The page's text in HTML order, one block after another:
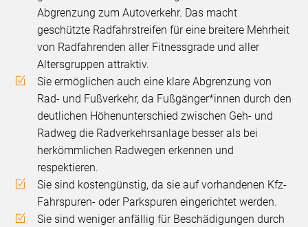
Abgrenzung zum Autoverkehr. Das macht
geschützte Radfahrstreifen für eine breitere Mehrheit
von Radfahrenden aller Fitnessgrade und aller
Altersgruppen attraktiv.
Sie ermöglichen auch eine klare Abgrenzung von
Rad- und Fußverkehr, da Fußgänger*innen durch den
deutlichen Höhenunterschied zwischen Geh- und
Radweg die Radverkehrsanlage besser als bei
herkömmlichen Radwegen erkennen und
respektieren.
Sie sind kostengünstig, da sie auf vorhandenen Kfz-
Fahrspuren- oder Parkspuren eingerichtet werden.
Sie sind weniger anfällig für Beschädigungen durch